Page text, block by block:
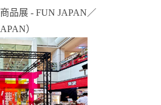
品展 - FUN JAPAN／
）